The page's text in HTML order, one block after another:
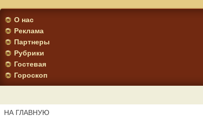
О нас
Реклама
Партнеры
Рубрики
Гостевая
Гороскоп
НА ГЛАВНУЮ